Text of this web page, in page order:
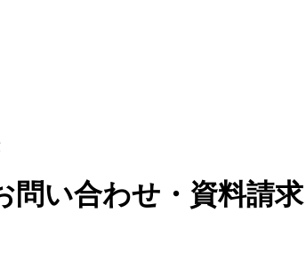
問い合わせ・資料請求